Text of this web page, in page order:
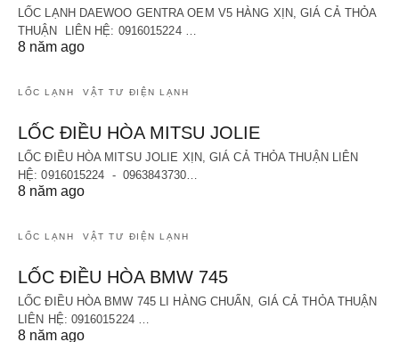
LỐC LẠNH DAEWOO GENTRA OEM V5 HÀNG XỊN, GIÁ CẢ THỎA
THUẬN LIÊN HỆ: 0916015224 …
8 năm ago
LỐC LẠNH VẬT TƯ ĐIỆN LẠNH
LỐC ĐIỀU HÒA MITSU JOLIE
LỐC ĐIỀU HÒA MITSU JOLIE XỊN, GIÁ CẢ THỎA THUẬN LIÊN
HỆ: 0916015224 - 0963843730…
8 năm ago
LỐC LẠNH VẬT TƯ ĐIỆN LẠNH
LỐC ĐIỀU HÒA BMW 745
LỐC ĐIỀU HÒA BMW 745 LI HÀNG CHUẨN, GIÁ CẢ THỎA THUẬN
LIÊN HỆ: 0916015224 …
8 năm ago